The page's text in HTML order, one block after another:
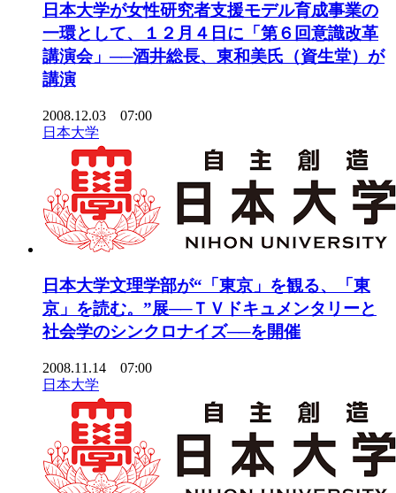
日本大学が女性研究者支援モデル育成事業の
一環として、１２月４日に「第６回意識改革
講演会」──酒井総長、東和美氏（資生堂）が
講演
2008.12.03 07:00
日本大学
日本大学文理学部が“「東京」を観る、「東
京」を読む。”展──ＴＶドキュメンタリーと
社会学のシンクロナイズ──を開催
2008.11.14 07:00
日本大学